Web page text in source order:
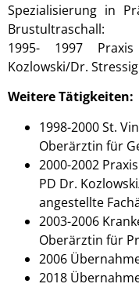
Spezialisierung in
Brustultraschall:
1995- 1997
Kozlowski/Dr.
Weitere Tätigkeiten:
1998-2000 St.
Oberärztin für
2000-2002
PD Dr.
angestellte
2003-2006
Oberärztin für
2006
2018